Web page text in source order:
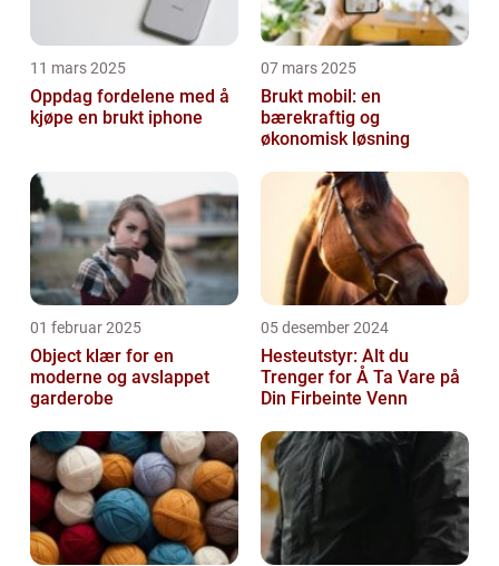
11 mars 2025
Oppdag fordelene med å
kjøpe en brukt iphone
07 mars 2025
Brukt mobil: en
bærekraftig og
økonomisk løsning
01 februar 2025
Object klær for en
moderne og avslappet
garderobe
05 desember 2024
Hesteutstyr: Alt du
Trenger for Å Ta Vare på
Din Firbeinte Venn